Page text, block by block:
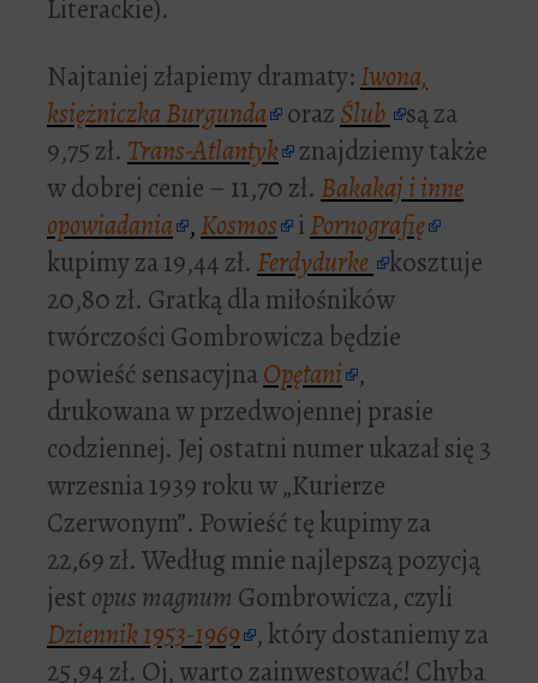
Literackie).
Najtaniej złapiemy dramaty:Iwona,
księżniczka Burgunda orazŚlub są za
9,75 zł. Trans-Atlantyk znajdziemy także
w dobrej cenie – 11,70 zł. Bakakaj i inne
opowiadania ,Kosmos iPornografię
kupimy za 19,44 zł. Ferdydurke kosztuje
20,80 zł. Gratką dla miłośników
twórczości Gombrowicza będzie
powieść sensacyjnaOpętani ,
drukowana w przedwojennej prasie
codziennej. Jej ostatni numer ukazał się 3
wrzesnia 1939 roku w „Kurierze
Czerwonym”. Powieść tę kupimy za
22,69 zł. Według mnie najlepszą pozycją
jestopus magnum Gombrowicza, czyli
Dziennik 1953-1969 , który dostaniemy za
25,94 zł. Oj, warto zainwestować! Chyba